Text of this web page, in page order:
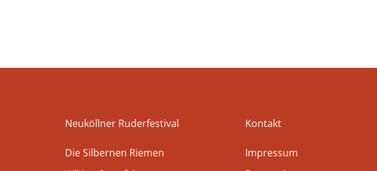
Neuköllner Ruderfestival
Die Silbernen Riemen
Kontakt
Impressum